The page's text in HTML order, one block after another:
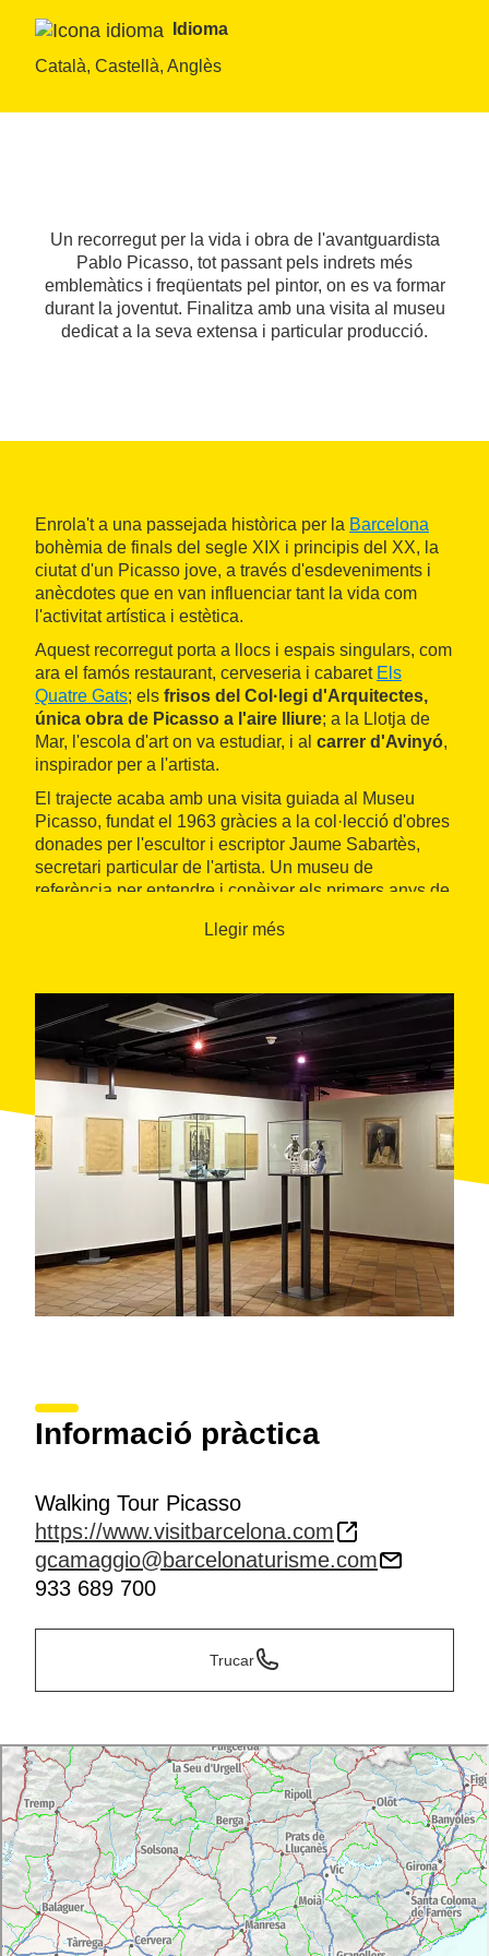
Idioma
Català, Castellà, Anglès
Un recorregut per la vida i obra de l'avantguardista
Pablo Picasso, tot passant pels indrets més
emblemàtics i freqüentats pel pintor, on es va formar
durant la joventut. Finalitza amb una visita al museu
dedicat a la seva extensa i particular producció.
Enrola't a una passejada històrica per la Barcelona
bohèmia de finals del segle XIX i principis del XX, la
ciutat d'un Picasso jove, a través d'esdeveniments i
anècdotes que en van influenciar tant la vida com
l'activitat artística i estètica.
Aquest recorregut porta a llocs i espais singulars, com
ara el famós restaurant, cerveseria i cabaret Els
Quatre Gats; els frisos del Col·legi d'Arquitectes,
única obra de Picasso a l'aire lliure; a la Llotja de
Mar, l'escola d'art on va estudiar, i al carrer d'Avinyó,
inspirador per a l'artista.
El trajecte acaba amb una visita guiada al Museu
Picasso, fundat el 1963 gràcies a la col·lecció d'obres
donades per l'escultor i escriptor Jaume Sabartès,
secretari particular de l'artista. Un museu de
referència per entendre i conèixer els primers anys de
més de 4.000 obres del pintor.
Llegir més
Informació pràctica
Walking Tour Picasso
https://www.visitbarcelona.com
gcamaggio@barcelonaturisme.com
933 689 700
Trucar